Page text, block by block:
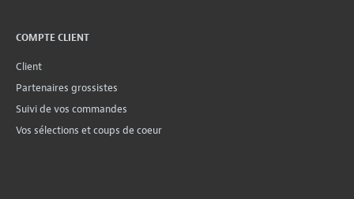
COMPTE CLIENT
Client
Partenaires grossistes
Suivi de vos commandes
Vos sélections et coups de coeur